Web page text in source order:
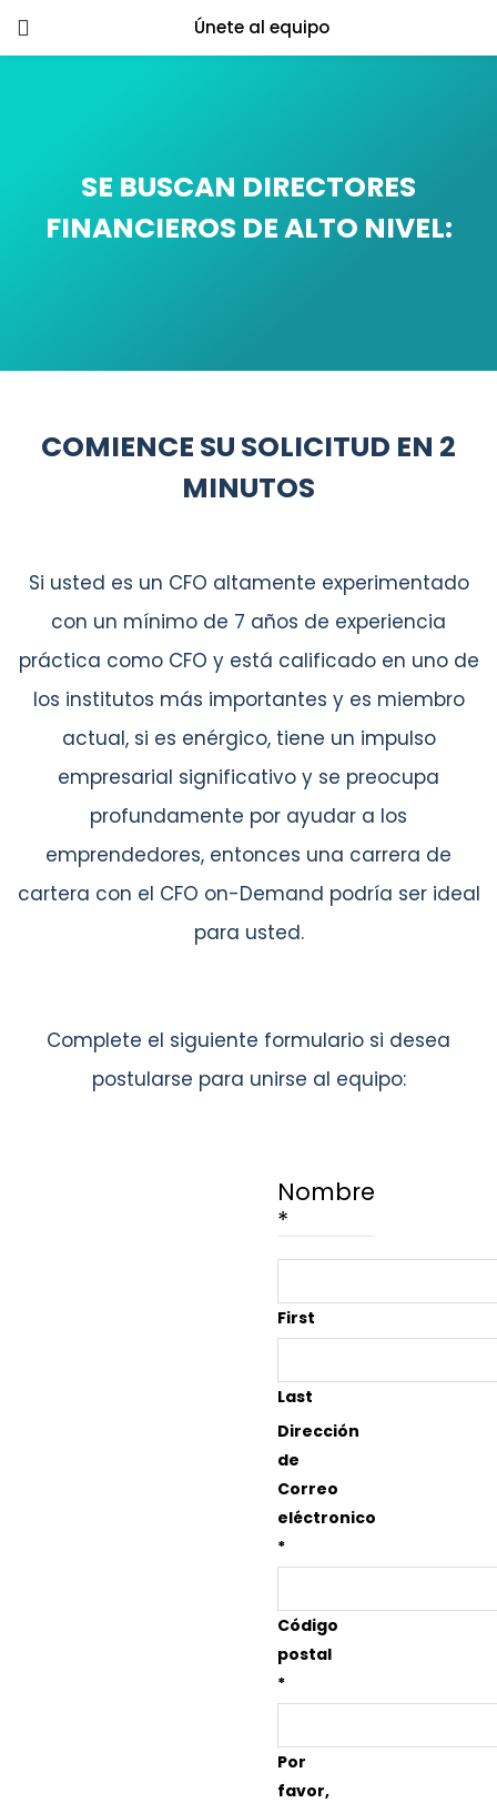
Únete al equipo
SE BUSCAN DIRECTORES
FINANCIEROS DE ALTO NIVEL:
COMIENCE SU SOLICITUD EN 2
MINUTOS
Si usted es un CFO altamente experimentado
con un mínimo de 7 años de experiencia
práctica como CFO y está calificado en uno de
los institutos más importantes y es miembro
actual, si es enérgico, tiene un impulso
empresarial significativo y se preocupa
profundamente por ayudar a los
emprendedores, entonces una carrera de
cartera con el CFO on-Demand podría ser ideal
para usted.
Complete el siguiente formulario si desea
postularse para unirse al equipo:
Nombre
*
First
Last
Dirección
de
Correo
eléctronico
*
Código
postal
*
Por
favor,